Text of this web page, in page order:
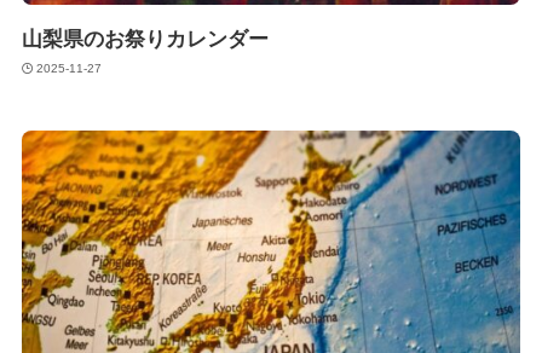
山梨県のお祭りカレンダー
2025-11-27